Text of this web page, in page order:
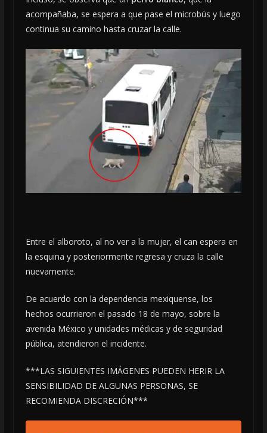
acompañaba, se espera a que pase el microbús y luego
continua su camino hasta cruzar la calle.
Entre el alboroto, al no ver a la mujer, el can espera en
la esquina y posteriormente regresa y cruza la calle
nuevamente.
De acuerdo con la dependencia mexiquense, los
hechos ocurrieron el pasado 18 de mayo, sobre la
avenida México y unidades médicas y de seguridad
pública, atendieron el incidente.
***LAS SIGUIENTES IMÁGENES PUEDEN HERIR LA
SENSIBILIDAD DE ALGUNAS PERSONAS, SE
RECOMIENDA DISCRECIÓN***